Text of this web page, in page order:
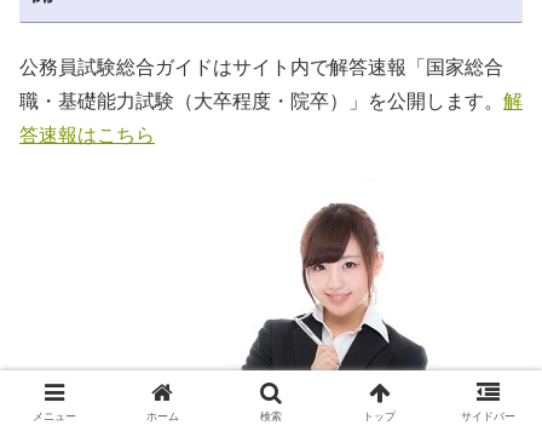
公務員試験総合ガイドはサイト内で解答速報「国家総合
職・基礎能力試験（大卒程度・院卒）」を公開します。 解
答速報はこちら
メニュー ホーム 検索 トップ サイドバー